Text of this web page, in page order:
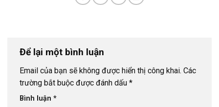
Để lại một bình luận
Email của bạn sẽ không được hiển thị công khai. Các
trường bắt buộc được đánh dấu *
Bình luận *